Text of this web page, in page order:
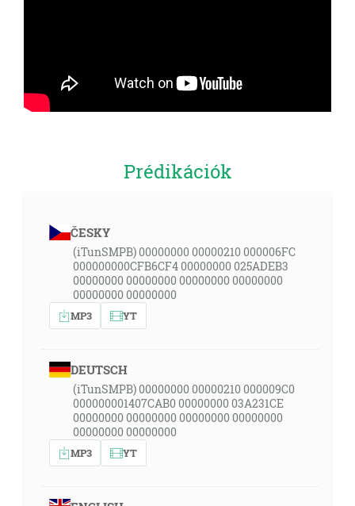
Prédikációk
ČESKY
(iTunSMPB) 00000000 00000210 000006FC
000000000CFB6CF4 00000000 025ADEB3
00000000 00000000 00000000 00000000
00000000 00000000
MP3 YT
DEUTSCH
(iTunSMPB) 00000000 00000210 000009C0
000000001407CAB0 00000000 03A231CE
00000000 00000000 00000000 00000000
00000000 00000000
MP3 YT